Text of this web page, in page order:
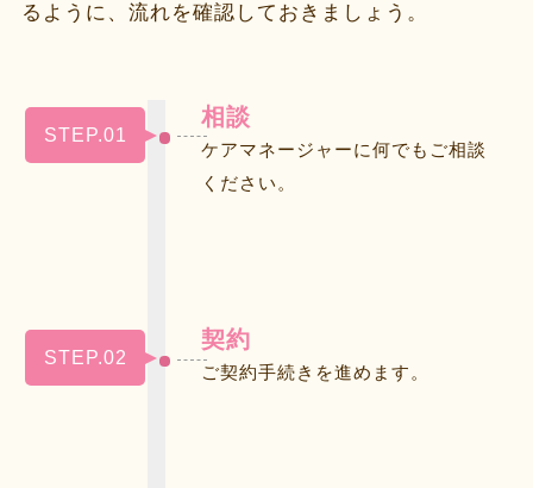
るように、流れを確認しておきましょう。
STEP.01
相談
ケアマネージャーに何でもご相談
ください。
STEP.02
契約
ご契約手続きを進めます。